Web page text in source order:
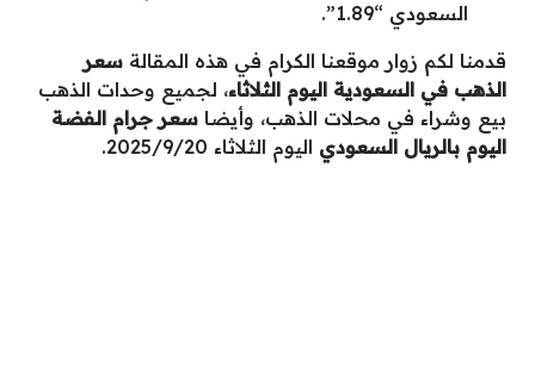
السعودي “1.89”.
قدمنا لكم زوار موقعنا الكرام في هذه المقالة سعر
الذهب في السعودية اليوم الثلاثاء، لجميع وحدات الذهب
بيع وشراء في محلات الذهب، وأيضا سعر جرام الفضة
اليوم بالريال السعودي اليوم الثلاثاء 2025/9/20.